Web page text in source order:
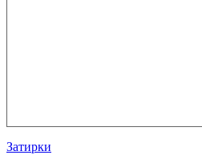
Затирки